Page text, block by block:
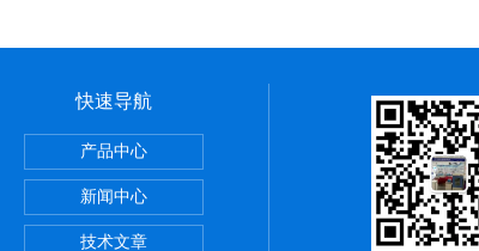
浴锅
快速导航
产品中心
新闻中心
技术文章